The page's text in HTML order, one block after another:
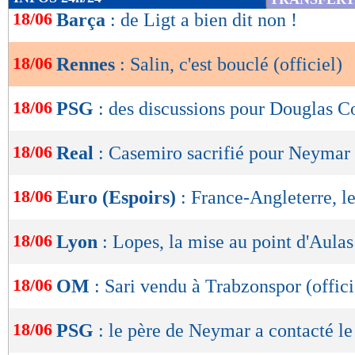
Lu 15.467 fois- Damien Da
de
OK
18/06 Barça : de Ligt a bien dit non !
18/06 Rennes : Salin, c'est bouclé (officiel)
18/06 PSG : des discussions pour Douglas
18/06 Real : Casemiro sacrifié pour Neymar
18/06 Euro (Espoirs) : France-Angleterre,
18/06 Lyon : Lopes, la mise au point d'Aulas
18/06 OM : Sari vendu à Trabzonspor
18/06 PSG : le père de Neymar a contacté